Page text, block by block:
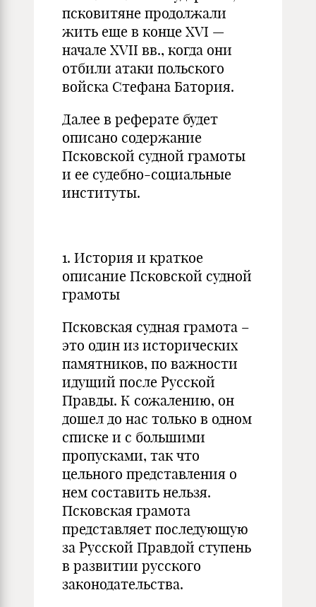
псковитяне продолжали
жить еще в конце XVI —
начале XVII вв., когда они
отбили атаки польского
войска Стефана Батория.
Далее в реферате будет
описано содержание
Псковской судной грамоты
и ее судебно-социальные
институты.
1. История и краткое
описание Псковской судной
грамоты
Псковская судная грамота –
это один из исторических
памятников, по важности
идущий после Русской
Правды. К сожалению, он
дошел до нас только в одном
списке и с большими
пропусками, так что
цельного представления о
нем составить нельзя.
Псковская грамота
представляет последующую
за Русской Правдой ступень
в развитии русского
законодательства.